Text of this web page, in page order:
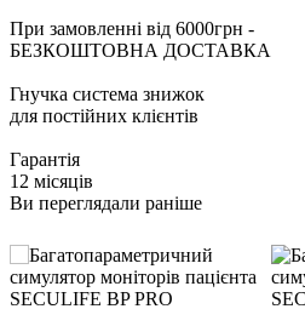
При замовленні від 6000грн -
БЕЗКОШТОВНА ДОСТАВКА
Гнучка система знижок
для постійних клієнтів
Гарантія
12 місяців
Ви переглядали раніше